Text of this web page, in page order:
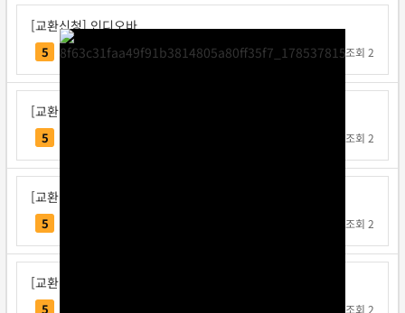
[교환신청] 인디오바
5 인디오바 1일 전조회 2
[교환신청] 지크사
5 조회 2
[교환신청] 탁구왕김탁구
5 조회 2
[교환신청] 베리독
5 조회 2